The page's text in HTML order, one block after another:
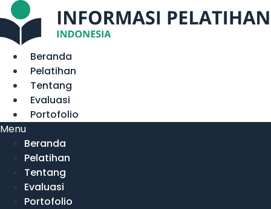
Lewati
ke
konten
Beranda
Pelatihan
Tentang
Evaluasi
Portofolio
Menu
Beranda
Pelatihan
Tentang
Evaluasi
Portofolio